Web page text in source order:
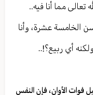
مما أنا فيه..
الخامسة عشرة، وأنا
أي ربيع؟!..
فوات الأوان، فإن النفس